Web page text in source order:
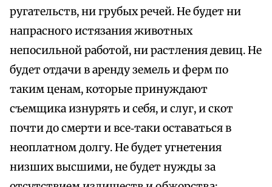
ругательств, ни грубых речей. Не будет ни
напрасного истязания животных
непосильной работой, ни растления девиц. Не
будет отдачи в аренду земель и ферм по
таким ценам, которые принуждают
съемщика изнурять и себя, и слуг, и скот
почти до смерти и все‑таки оставаться в
неоплатном долгу. Не будет угнетения
низших высшими, не будет нужды за